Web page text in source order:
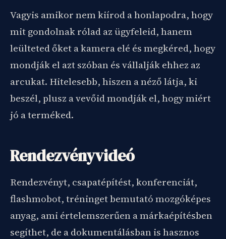
Vagyis amikor nem kiírod a honlapodra, hogy
mit gondolnak rólad az ügyfeleid, hanem
leülteted őket a kamera elé és megkéred, hogy
mondják el azt szóban és vállalják ehhez az
arcukat. Hitelesebb, hiszen a néző látja, ki
beszél, plusz a vevőid mondják el, hogy miért
jó a terméked.
Rendezvényvideó
Rendezvényt, csapatépítést, konferenciát,
flashmobot, tréninget bemutató mozgóképes
anyag, ami értelemszerűen a márkaépítésben
segíthet, de a dokumentálásban is hasznos